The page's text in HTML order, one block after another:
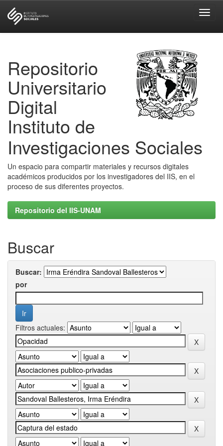
Repositorio
Universitario
Digital
Instituto de
Investigaciones Sociales
Un espacio para compartir materiales y recursos digitales
académicos producidos por los investigadores del IIS, en el
proceso de sus diferentes proyectos.
Repositorio del IIS-UNAM
Buscar
Buscar:
por
Filtros actuales: